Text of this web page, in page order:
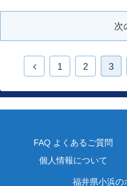
次
1 2 3
FAQ よくあるご質問
個人情報について
福井県小浜の